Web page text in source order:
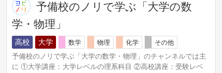
予備校のノリで学ぶ「大学の数
学・物理」
高校 大学 数学 物理 化学
その他
予備校のノリで学ぶ「大学の数学・物理」のチャンネルでは主
に ①大学講座：大学レベルの理系科目 ②高校講座：受験レベ